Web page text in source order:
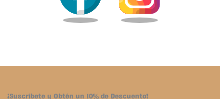
¡Suscríbete y Obtén un 10% de Descuento!